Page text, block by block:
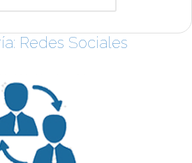
Redes Sociales